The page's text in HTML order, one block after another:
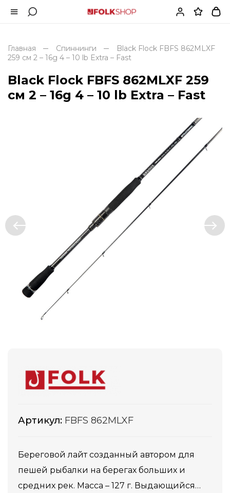
Главная Спиннинги
Black Flock FBFS 862MLXF
259 см 2 – 16g 4 – 10 lb Extra – Fast
Black Flock FBFS 862MLXF 259
см 2 – 16g 4 – 10 lb Extra – Fast
Артикул: FBFS 862MLXF
Береговой лайт созданный автором для
пешей рыбалки на берегах больших и
средних рек. Масса – 127 г. Выдающийся